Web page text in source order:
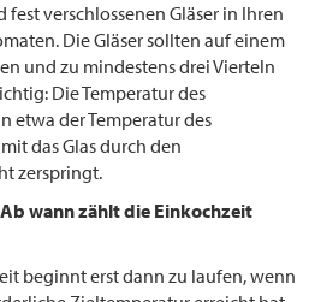
verschlossenen Gläser in Ihren
Die Gläser sollten auf einem
und zu mindestens drei Vierteln
Die Temperatur des
etwa der Temperatur des
das Glas durch den
zerspringt.
wann zählt die Einkochzeit
beginnt erst dann zu laufen, wenn